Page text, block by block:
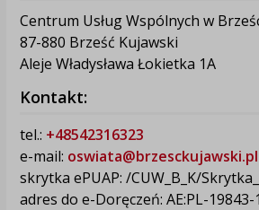
Centrum Usług Wspólnych w
87-880 Brześć Kujawski
Aleje Władysława Łokietka 1A
Kontakt:
tel.: +48542316323
e-mail: oswiata@brzesckujawski.pl
skrytka ePUAP: /CUW_B_K/
adres do e-Doręczeń: AE:PL-19843-